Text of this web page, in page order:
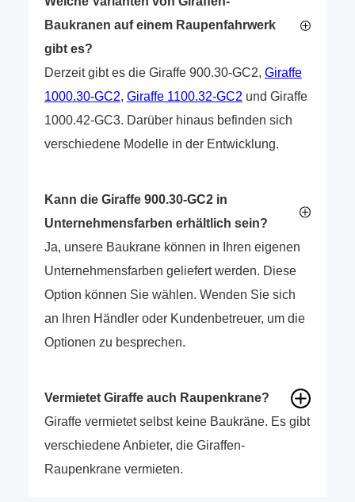
Baukranen auf einem Raupenfahrwerk
gibt es?
Derzeit gibt es die Giraffe 900.30-GC2, Giraffe
1000.30-GC2, Giraffe 1100.32-GC2 und Giraffe
1000.42-GC3. Darüber hinaus befinden sich
verschiedene Modelle in der Entwicklung.
Kann die Giraffe 900.30-GC2 in
Unternehmensfarben erhältlich sein?
Ja, unsere Baukrane können in Ihren eigenen
Unternehmensfarben geliefert werden. Diese
Option können Sie wählen. Wenden Sie sich
an Ihren Händler oder Kundenbetreuer, um die
Optionen zu besprechen.
Vermietet Giraffe auch Raupenkrane?
Giraffe vermietet selbst keine Baukräne. Es gibt
verschiedene Anbieter, die Giraffen-
Raupenkrane vermieten.